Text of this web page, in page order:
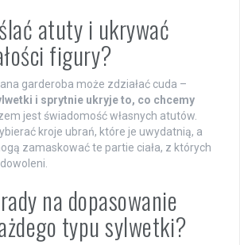
atuty i ukrywać
figury?
garderoba może zdziałać cuda –
i sprytnie ukryje to, co chcemy
jest świadomość własnych atutów.
kroje ubrań, które je uwydatnią, a
zamaskować te partie ciała, z których
na dopasowanie
typu sylwetki?